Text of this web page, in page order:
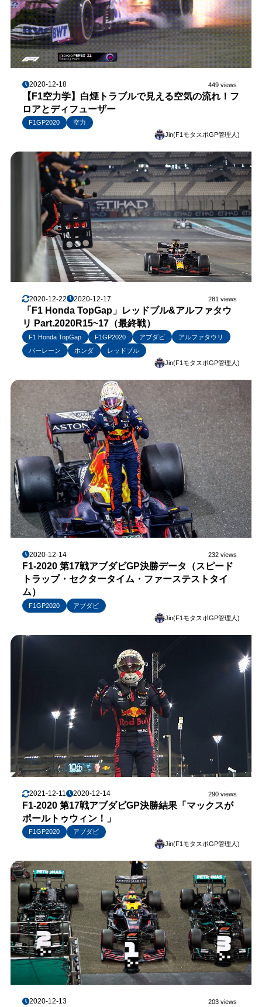
2020-12-18 449 views
【F1空力学】白煙トラブルで見える空気の流れ！フ
ロアとディフューザー
F1GP2020
空力
Jin(F1モタスポGP管理人)
2020-12-22 2020-12-17 281 views
「F1 Honda TopGap」レッドブル&アルファタウ
リ Part.2020R15~17（最終戦）
F1 Honda TopGap F1GP2020 アブダビ
アルファタウリ
バーレーン
ホンダ
レッドブル
Jin(F1モタスポGP管理人)
2020-12-14 232 views
F1-2020 第17戦アブダビGP決勝データ（スピード
トラップ・セクタータイム・ファーステストタイ
ム）
F1GP2020
アブダビ
Jin(F1モタスポGP管理人)
2021-12-11 2020-12-14 290 views
F1-2020 第17戦アブダビGP決勝結果「マックスが
ポールトゥウィン！」
F1GP2020
アブダビ
Jin(F1モタスポGP管理人)
2020-12-13 203 views